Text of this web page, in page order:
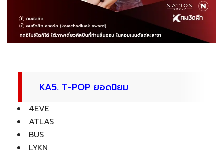
KA5. T-POP ยอดนิยม
4EVE
ATLAS
BUS
LYKN